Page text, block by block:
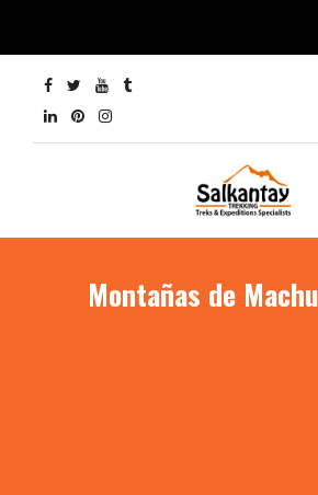
Montañas de